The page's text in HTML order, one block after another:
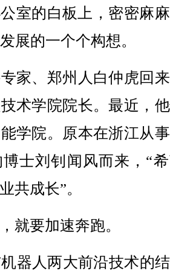
室的白板上，密密麻
展的一个个构想。
、郑州人白仲虎回
术学院院长。最近，
学院。原本在浙江从
士刘钊闻风而来，“
共成长”。
要加速奔跑。
人两大前沿技术的结